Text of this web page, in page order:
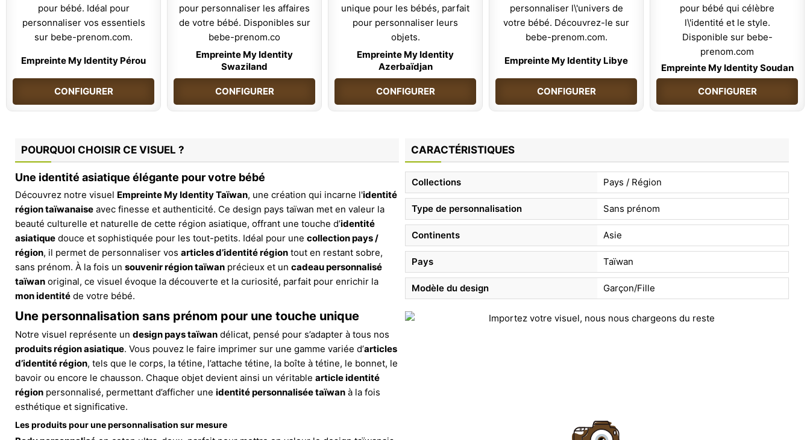
Empreinte My Identity Pérou
CONFIGURER
Empreinte My Identity
Swaziland
CONFIGURER
Empreinte My Identity
Azerbaïdjan
CONFIGURER
Empreinte My Identity Libye
CONFIGURER
Empreinte My Identity Soudan
CONFIGURER
POURQUOI CHOISIR CE VISUEL ?
Une identité asiatique élégante pour votre bébé
Découvrez notre visuel Empreinte My Identity Taïwan, une création qui incarne l'identité
région taïwanaise avec finesse et authenticité. Ce design pays taïwan met en valeur la
beauté culturelle et naturelle de cette région asiatique, offrant une touche d’identité
asiatique douce et sophistiquée pour les tout-petits. Idéal pour une collection pays /
région, il permet de personnaliser vos articles d’identité région tout en restant sobre,
sans prénom. À la fois un souvenir région taïwan précieux et un cadeau personnalisé
taïwan original, ce visuel évoque la découverte et la curiosité, parfait pour enrichir la
mon identité de votre bébé.
Une personnalisation sans prénom pour une touche unique
Notre visuel représente un design pays taïwan délicat, pensé pour s’adapter à tous nos
produits région asiatique. Vous pouvez le faire imprimer sur une gamme variée d’articles
d’identité région, tels que le corps, la tétine, l’attache tétine, la boîte à tétine, le bonnet, le
bavoir ou encore le chausson. Chaque objet devient ainsi un véritable article identité
région personnalisé, permettant d’afficher une identité personnalisée taïwan à la fois
esthétique et significative.
Les produits pour une personnalisation sur mesure
CARACTÉRISTIQUES
Collections Pays / Région
Type de personnalisation Sans prénom
Continents Asie
Pays Taïwan
Modèle du design Garçon/Fille